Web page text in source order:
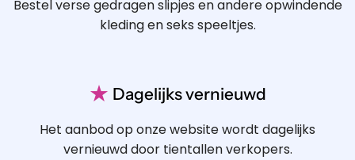
Bestel verse gedragen slipjes en andere opwindende
kleding en seks speeltjes.
★ Dagelijks vernieuwd
Het aanbod op onze website wordt dagelijks
vernieuwd door tientallen verkopers.